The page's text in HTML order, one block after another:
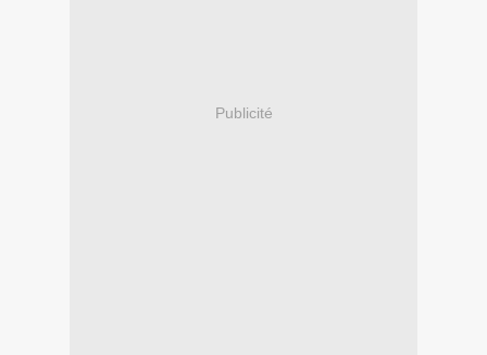
Publicité